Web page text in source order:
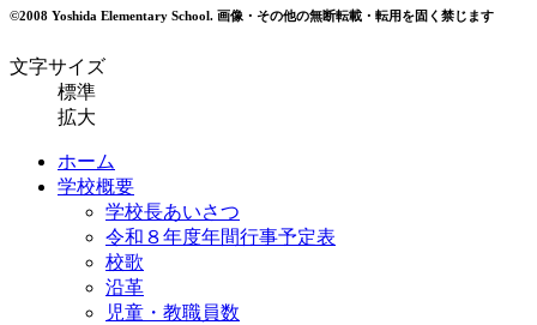
©2008 Yoshida Elementary School. 画像・その他の無断転載・転用を固く禁じます
文字サイズ
標準
拡大
ホーム
学校概要
学校長あいさつ
令和８年度年間行事予定表
校歌
沿革
児童・教職員数